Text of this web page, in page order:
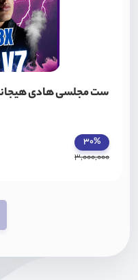
ست مجلسی هادی
30%
3,000,000